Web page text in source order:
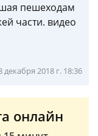
пешеходам
части. видео
декабря 2018 г. 18:36
онлайн